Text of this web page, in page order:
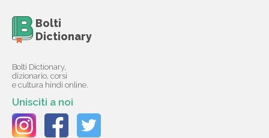
Bolti
Dictionary
Bolti Dictionary,
dizionario, corsi
e cultura hindi online.
Unisciti a noi